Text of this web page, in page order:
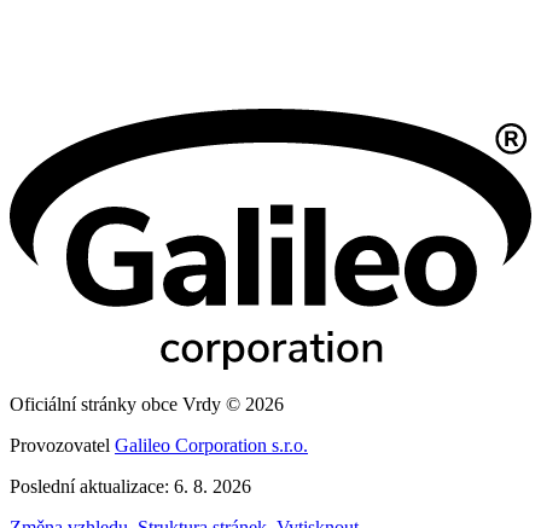
Oficiální stránky obce Vrdy © 2026
Provozovatel Galileo Corporation s.r.o.
Poslední aktualizace: 6. 8. 2026